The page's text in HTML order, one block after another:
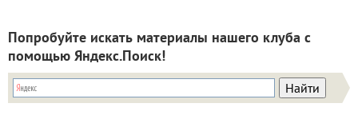
Попробуйте искать материалы нашего клуба с
помощью Яндекс.Поиск!